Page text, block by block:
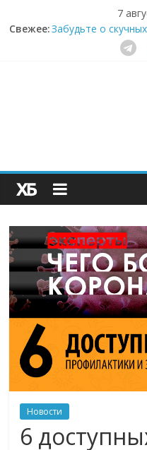
7
Свежее:Забудьте о
которое видит
Небо зовёт: как
Секрет
пребиотиками
здорового питания
Новости
6